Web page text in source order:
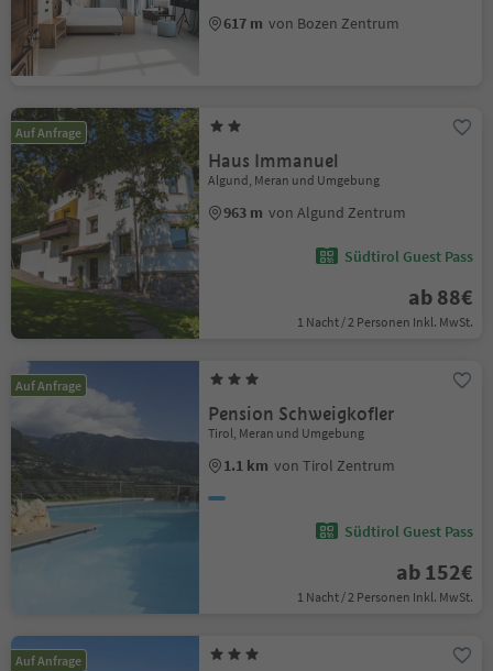
617 m von Bozen Zentrum
Auf Anfrage
Haus Immanuel
Algund, Meran und Umgebung
963 m von Algund Zentrum
Südtirol Guest Pass
ab 88€
1 Nacht / 2 Personen Inkl. MwSt.
Auf Anfrage
Pension Schweigkofler
Tirol, Meran und Umgebung
1.1 km von Tirol Zentrum
Südtirol Guest Pass
ab 152€
1 Nacht / 2 Personen Inkl. MwSt.
Auf Anfrage